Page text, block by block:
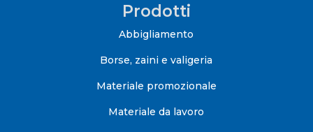
Prodotti
Abbigliamento
Borse, zaini e valigeria
Materiale promozionale
Materiale da lavoro